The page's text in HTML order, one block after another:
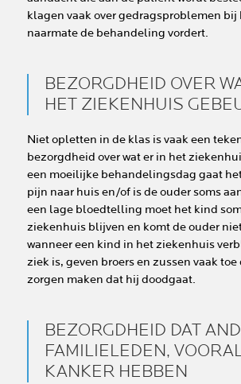
klagen vaak over gedragsproblemen bij
naarmate de behandeling vordert.
BEZORGDHEID OVER
HET ZIEKENHUIS
Niet opletten in de klas is vaak een
bezorgdheid over wat er in het
een moeilijke behandelingsdag gaat
pijn naar huis en/of is de ouder soms
een lage bloedtelling moet het kind
ziekenhuis blijven en komt de ouder
wanneer een kind in het ziekenhuis
ziek is, geven broers en zussen vaak toe
zorgen maken dat hij doodgaat.
BEZORGDHEID DAT
FAMILIELEDEN,
KANKER HEBBEN